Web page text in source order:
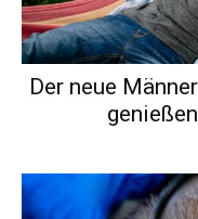
Der neue